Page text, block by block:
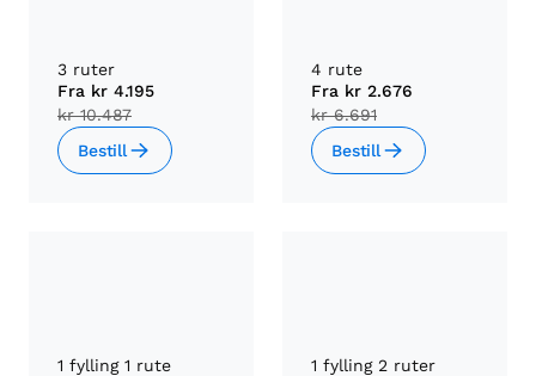
3 ruter
Fra kr 4.195
kr 10.487
Bestill
4 rute
Fra kr 2.676
kr 6.691
Bestill
1 fylling 1 rute
1 fylling 2 ruter